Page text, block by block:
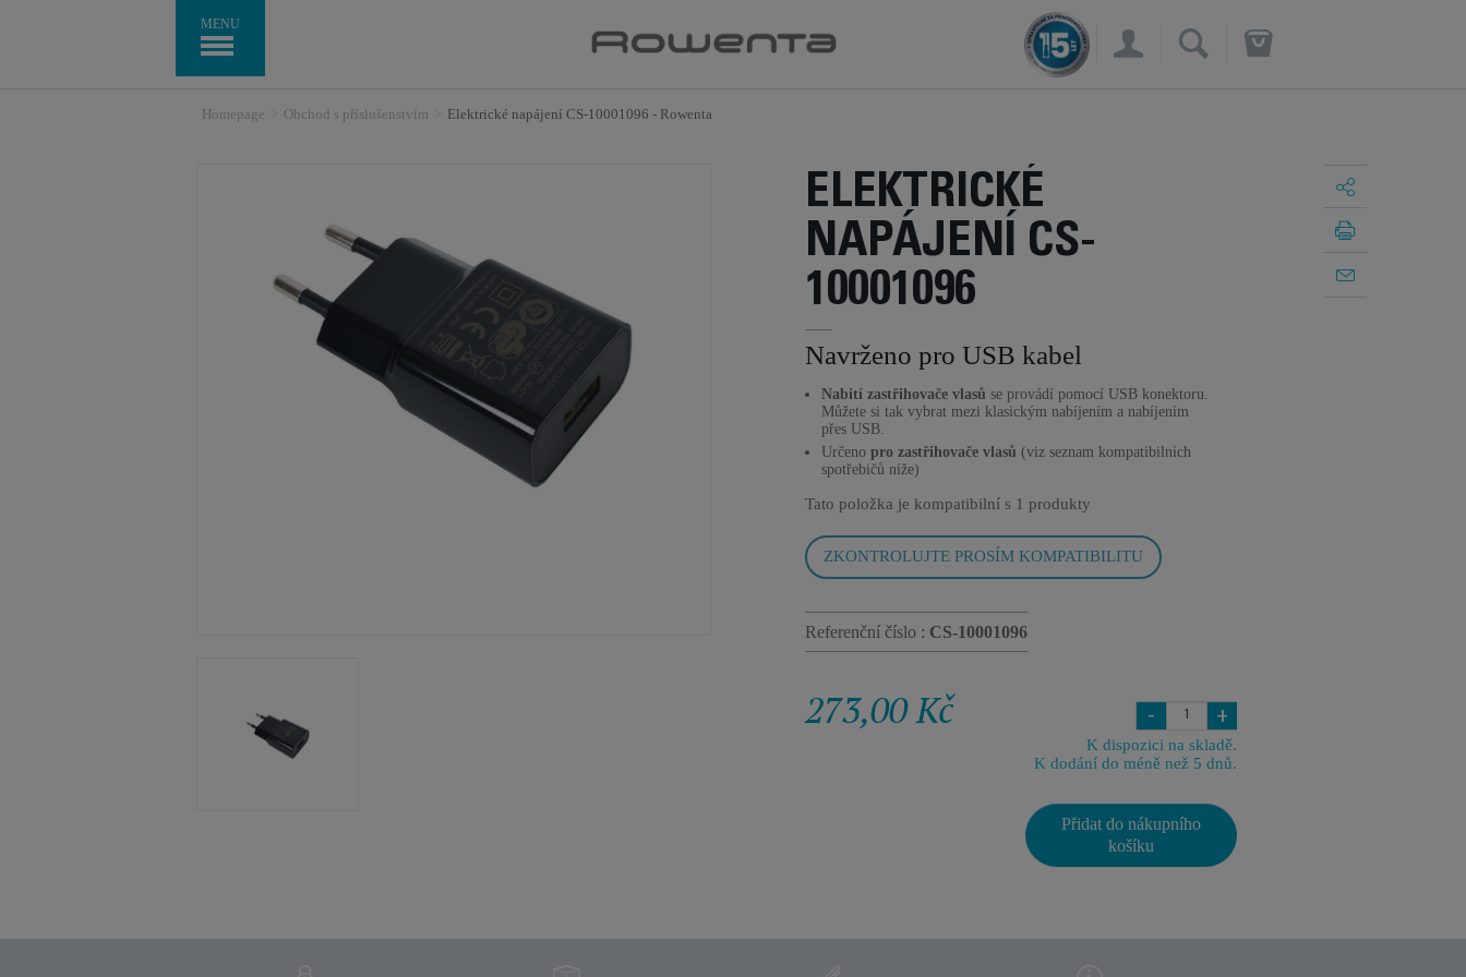
MENU
×
Homepage Obchod s příslušenstvím Elektrické napájení CS-10001096 - Rowenta
ELEKTRICKÉ
NAPÁJENÍ CS-
10001096
Navrženo pro USB kabel
Nabití zastřihovače vlasů se provádí pomocí USB konektoru.
Můžete si tak vybrat mezi klasickým nabíjením a nabíjením
přes USB.
Určeno pro zastřihovače vlasů (viz seznam kompatibilních
spotřebičů níže)
Tato položka je kompatibilní s 1 produkty
ZKONTROLUJTE PROSÍM KOMPATIBILITU
Referenční číslo : CS-10001096
273,00 Kč - +
K dispozici na skladě.
K dodání do méně než 5 dnů.
Přidat do nákupního
košíku